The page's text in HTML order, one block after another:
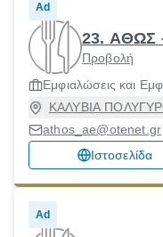
Ad
23. ΑΘΩΣ
Προβολή
Εμφιαλώσεις και
ΚΑΛΥΒΙΑ
athos_ae@otenet.gr
Ιστοσελίδα
Ad